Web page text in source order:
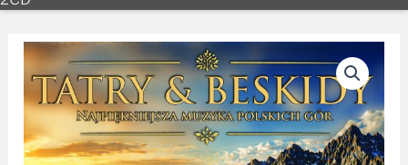
ilość
&
Beskidy
Najpiękniejsza
muzyka